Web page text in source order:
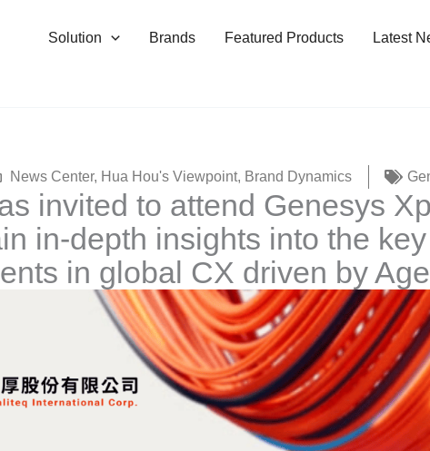
Solution Brands Featured Products Latest
News Center, Hua Hou's Viewpoint, Brand Dynamics
invited to attend Genesys
in-depth insights into the key
in global CX driven by